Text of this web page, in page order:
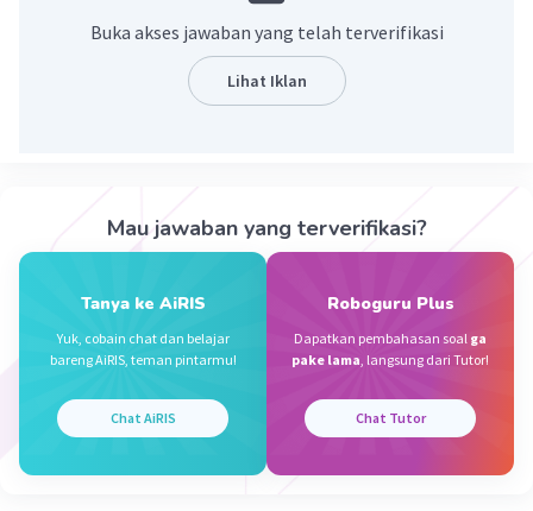
14 Maret 2024 09:34
Jawabannya B
Buka akses jawaban yang telah terverifikasi
Lihat Iklan
Mau jawaban yang terverifikasi?
Tanya ke AiRIS
Yuk, cobain chat dan belajar
bareng AiRIS, teman pintarmu!
Chat AiRIS
Roboguru Plus
Dapatkan pembahasan soal ga
pake lama, langsung dari Tutor!
Chat Tutor